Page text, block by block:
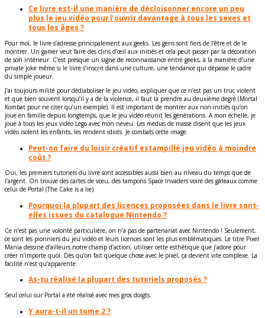
Ce livre est-il une manière de décloisonner encore un peu
plus le jeu vidéo pour l’ouvrir davantage à tous les sexes et
tous les âges ?
Pour moi, le livre s’adresse principalement aux geeks. Les gens sont fiers de l’être et de le
montrer. Un gamer veut faire des clins d’œil aux initiés et cela peut passer par la décoration
de son intérieur. C’est presque un signe de reconnaissance entre geeks, à la manière d’une
private joke même si le livre s’inscrit dans une culture, une tendance qui dépasse le cadre
du simple joueur.
J’ai toujours milité pour dédiaboliser le jeu vidéo, expliquer que ce n’est pas un truc violent
et que bien souvent lorsqu’il y a de la violence, il faut la prendre au deuxième degré (Mortal
Kombat pour ne citer qu’un exemple). Il est important de montrer aux non-initiés qu’on
joue en famille depuis longtemps, que le jeu vidéo réunit les générations. A mon échelle, je
joue à tous les jeux vidéo Lego avec mon neveu. Les médias de masse disent que les jeux
vidéo isolent les enfants, les rendent idiots. Je combats cette image.
Peut-on faire du loisir créatif estampillé jeu vidéo à moindre
coût ?
Oui, les premiers tutoriels du livre sont accessibles aussi bien au niveau du temps que de
l’argent. On trouve des cartes de vœu, des tampons Space Invaders voire des gâteaux comme
celui de Portal (The Cake is a lie).
Pourquoi la plupart des licences proposées dans le livre sont-
elles issues du catalogue Nintendo ?
Ce n’est pas une volonté particulière, on n’a pas de partenariat avec Nintendo ! Seulement,
ce sont les pionniers du jeu vidéo et leurs licences sont les plus emblématiques. Le titre Pixel
Mania dessine d’ailleurs notre champ d’action, utiliser cette esthétique que j’adore pour
créer n’importe quoi. Dès qu’on fait quelque chose avec le pixel, ça devient vite complexe. La
facilité n’est qu’apparente.
As-tu réalisé la plupart des tutoriels proposés ?
Seul celui sur Portal a été réalisé avec mes gros doigts.
Y aura-t-il un tome 2 ?